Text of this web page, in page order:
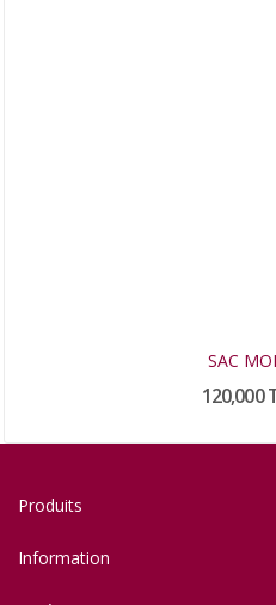
SAC
120,000
Produits
Information